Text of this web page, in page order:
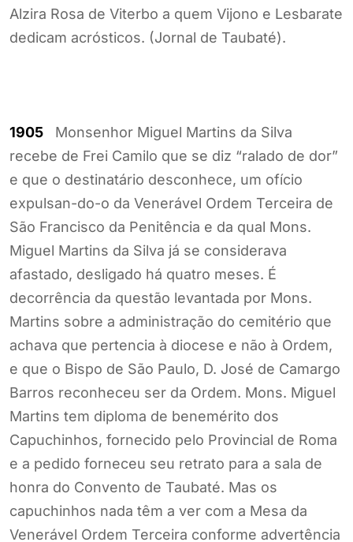
Alzira Rosa de Viterbo a quem Vijono e Lesbarate
dedicam acrósticos. (Jornal de Taubaté).
1905 Monsenhor Miguel Martins da Silva
recebe de Frei Camilo que se diz “ralado de dor”
e que o destinatário desconhece, um ofício
expulsan-do-o da Venerável Ordem Terceira de
São Francisco da Penitência e da qual Mons.
Miguel Martins da Silva já se considerava
afastado, desligado há quatro meses. É
decorrência da questão levantada por Mons.
Martins sobre a administração do cemitério que
achava que pertencia à diocese e não à Ordem,
e que o Bispo de São Paulo, D. José de Camargo
Barros reconheceu ser da Ordem. Mons. Miguel
Martins tem diploma de benemérito dos
Capuchinhos, fornecido pelo Provincial de Roma
e a pedido forneceu seu retrato para a sala de
honra do Convento de Taubaté. Mas os
capuchinhos nada têm a ver com a Mesa da
Venerável Ordem Terceira conforme advertência